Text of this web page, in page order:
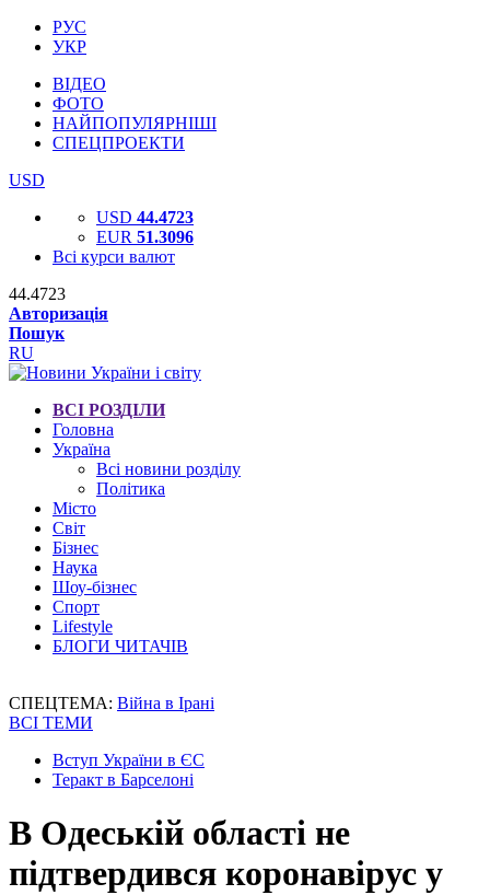
РУС
УКР
ВІДЕО
ФОТО
НАЙПОПУЛЯРНІШІ
СПЕЦПРОЕКТИ
USD
USD 44.4723
EUR 51.3096
Всі курси валют
44.4723
Авторизація
Пошук
RU
ВСІ РОЗДІЛИ
Головна
Україна
Всі новини розділу
Політика
Місто
Світ
Бізнес
Наука
Шоу-бізнес
Спорт
Lifestyle
БЛОГИ ЧИТАЧІВ
СПЕЦТЕМА: Війна в Ірані
ВСІ ТЕМИ
Вступ України в ЄС
Теракт в Барселоні
В Одеській області не
підтвердився коронавірус у